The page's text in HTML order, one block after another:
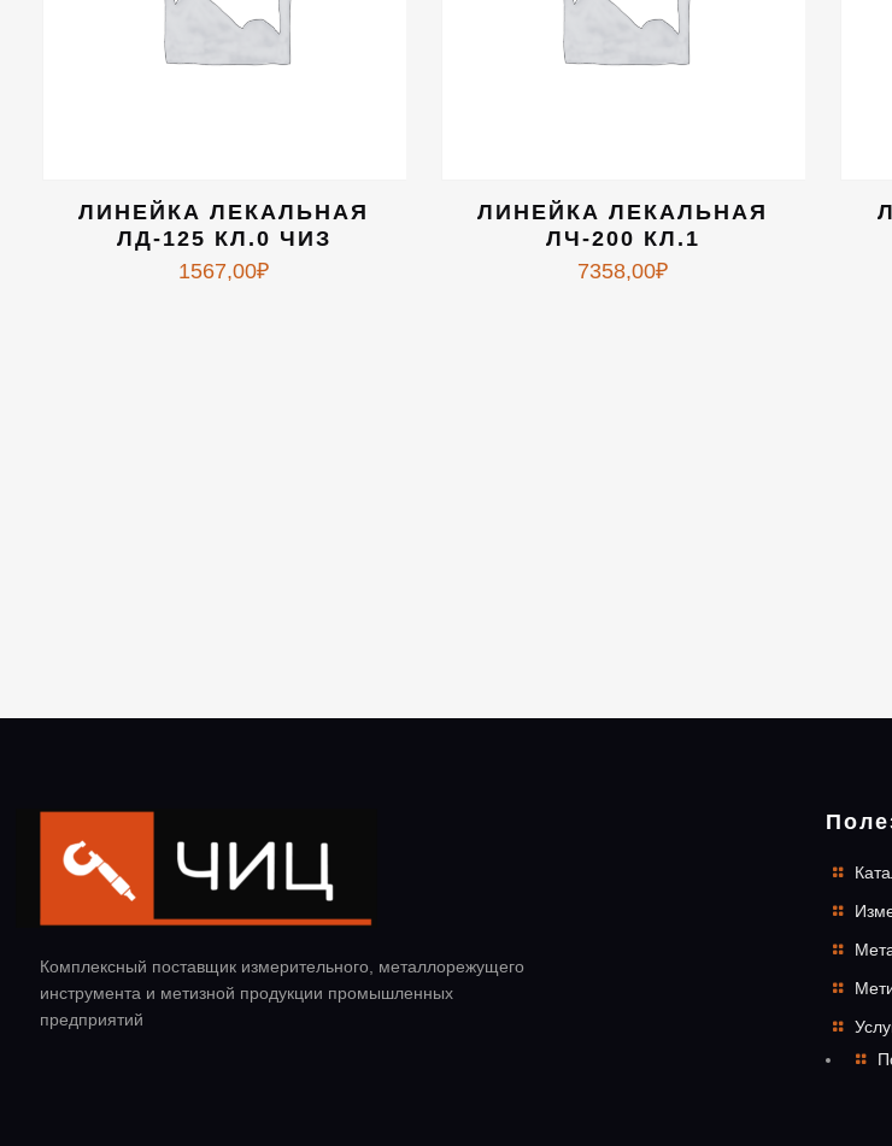
ЛИНЕЙКА ЛЕКАЛЬНАЯ
ЛД-125 КЛ.0 ЧИЗ
1567,00₽
ЛИНЕЙКА ЛЕКАЛЬНАЯ
ЛЧ-200 КЛ.1
7358,00₽
Комплексный поставщик измерительного, металлорежущего
инструмента и метизной продукции промышленных
предприятий